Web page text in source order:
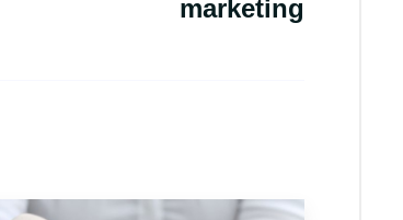
marketing